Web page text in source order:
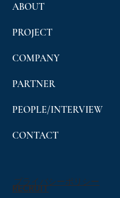
ABOUT
PROJECT
COMPANY
PARTNER
PEOPLE/INTERVIEW
CONTACT
プライバシーポリシー
RECRUIT